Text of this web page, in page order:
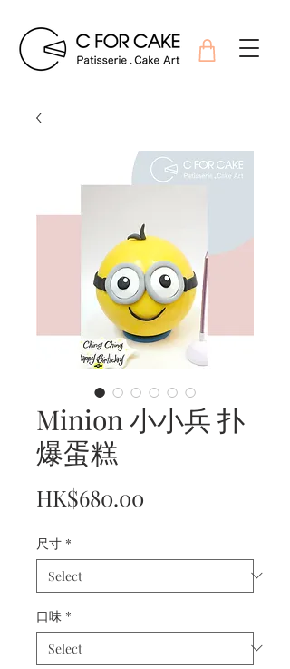
Minion 小小兵 扑
爆蛋糕
HK$680.00
尺寸 *
口味 *